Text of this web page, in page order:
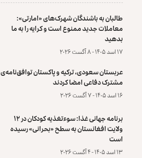
طالبان به باشندگان شهرک‌های «امارتی»:
معاملات جدید ممنوع است و کرایه را به ما
بدهید
۱۷ اسد ۱۴۰۵ - ۸ آگست ۲۰۲۶
عربستان سعودی، ترکیه و پاکستان توافق‌نامه‌ی
مشترک دفاعی امضا کردند
۱۶ اسد ۱۴۰۵ - ۷ آگست ۲۰۲۶
برنامه جهانی غذا: سوءتغذیه کودکان در ۱۲
ولایت افغانستان به سطح «بحرانی» رسیده
است
۱۳ اسد ۱۴۰۵ - ۴ آگست ۲۰۲۶